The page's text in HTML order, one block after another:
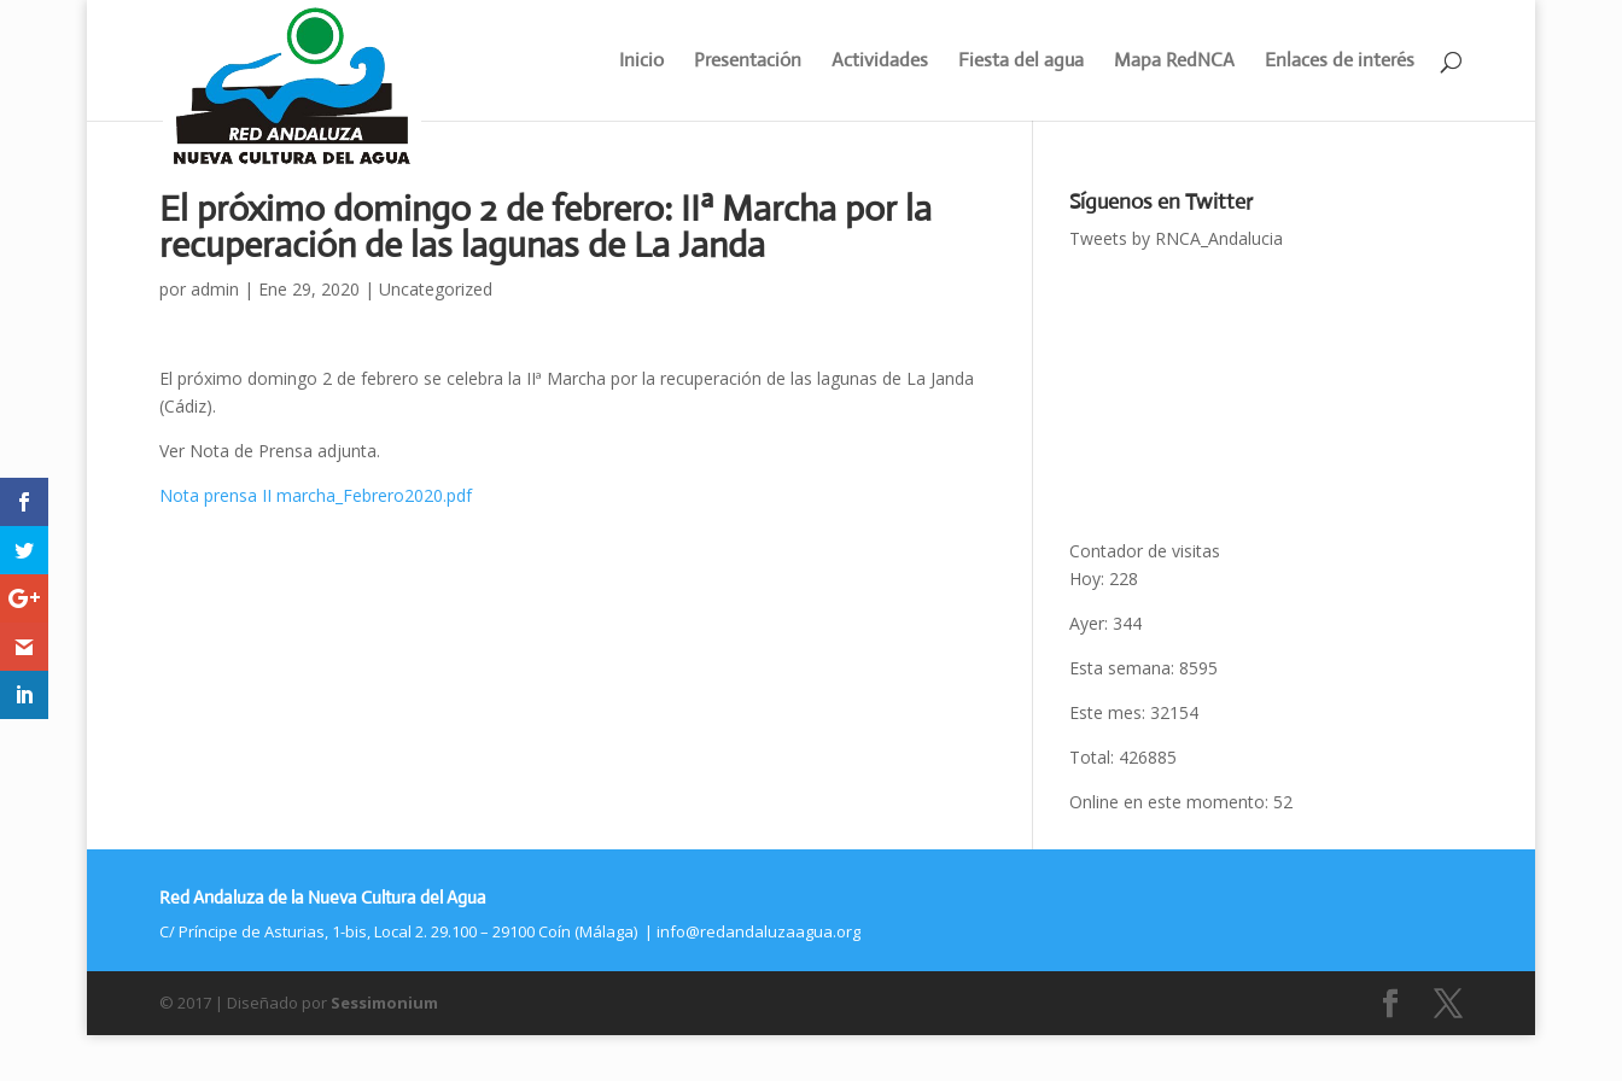
Inicio Presentación Actividades Fiesta del agua Mapa RedNCA Enlaces de interés
El próximo domingo 2 de febrero: IIª Marcha por la
recuperación de las lagunas de La Janda
por admin | Ene 29, 2020 | Uncategorized
El próximo domingo 2 de febrero se celebra la IIª Marcha por la recuperación de las lagunas de La Janda
(Cádiz).
Ver Nota de Prensa adjunta.
Nota prensa II marcha_Febrero2020.pdf
Síguenos en Twitter
Tweets by RNCA_Andalucia
Contador de visitas
Hoy: 228
Ayer: 344
Esta semana: 8595
Este mes: 32154
Total: 426885
Online en este momento: 52
Red Andaluza de la Nueva Cultura del Agua
C/ Príncipe de Asturias, 1-bis, Local 2. 29.100 – 29100 Coín (Málaga) | info@redandaluzaagua.org
© 2017 | Diseñado por Sessimonium